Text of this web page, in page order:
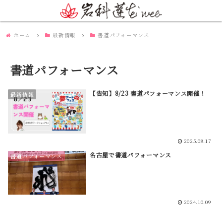
ホーム 最新情報 書道パフォーマンス
書道パフォーマンス
最新情報 【告知】8/23 書道パフォーマンス開催！
2025.08.17
書道パフォーマンス 名古屋で書道パフォーマンス
2024.10.09